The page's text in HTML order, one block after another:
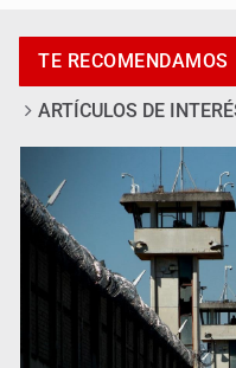
Unidos en el Azteca
Fallece Don Nelson,
TE RECOMENDAMOS
ARTÍCULOS DE